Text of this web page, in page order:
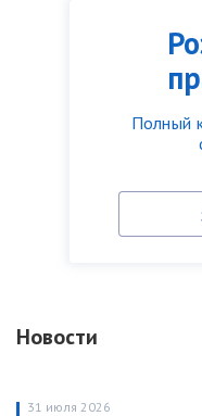
Полный
Новости
31 июля 2026